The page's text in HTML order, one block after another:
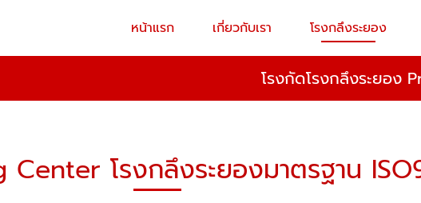
หน้าแรก เกี่ยวกับเรา โรงกลึงระยอง
โรงกัดโรงกลึงระยอง
โรงกลึงระยองมาตรฐาน